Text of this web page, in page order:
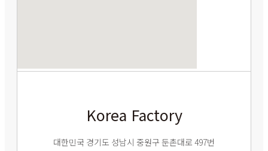
Korea Factory
대한민국 경기도 성남시 중원구 둔촌대로 497번